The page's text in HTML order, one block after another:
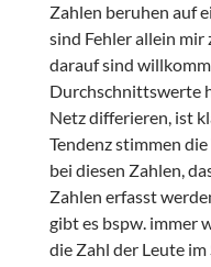
Zahlen beruhen auf
sind Fehler allein mir
darauf sind
Durchschnittswerte
Netz differieren, ist
Tendenz stimmen
bei diesen Zahlen,
Zahlen erfasst
gibt es bspw. immer
die Zahl der Leute